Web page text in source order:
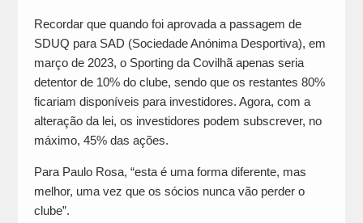
Recordar que quando foi aprovada a passagem de
SDUQ para SAD (Sociedade Anónima Desportiva), em
março de 2023, o Sporting da Covilhã apenas seria
detentor de 10% do clube, sendo que os restantes 80%
ficariam disponíveis para investidores. Agora, com a
alteração da lei, os investidores podem subscrever, no
máximo, 45% das ações.
Para Paulo Rosa, “esta é uma forma diferente, mas
melhor, uma vez que os sócios nunca vão perder o
clube”.